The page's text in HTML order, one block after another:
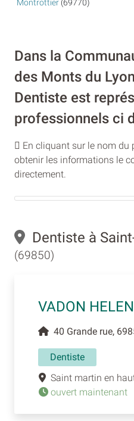
Montrottier (69770)
Dans la
des Monts du
Dentiste est
professionnels ci
En cliquant sur le nom du
obtenir les informations le
directement.
Dentiste à
(69850)
VADON
40 Grande rue,
Dentiste
Saint martin en
ouvert maintenant